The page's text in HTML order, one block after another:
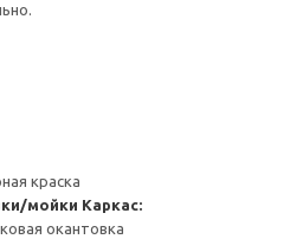
краска
мойки Каркас:
окантовка